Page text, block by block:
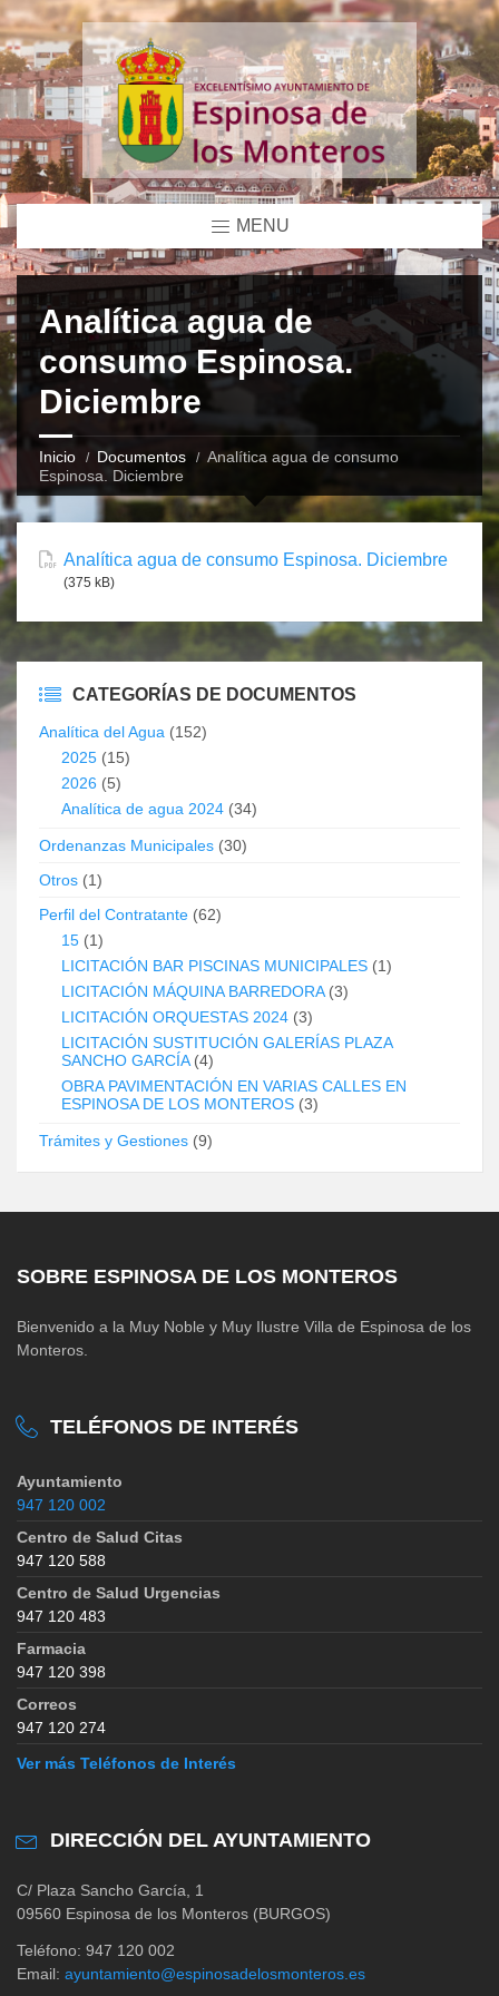
MENU
Analítica agua de
consumo Espinosa.
Diciembre
Inicio Documentos
Analítica agua de consumo
Espinosa. Diciembre
Analítica agua de consumo Espinosa. Diciembre
(375 kB)
CATEGORÍAS DE DOCUMENTOS
Analítica del Agua (152)
2025 (15)
2026 (5)
Analítica de agua 2024 (34)
Ordenanzas Municipales (30)
Otros (1)
Perfil del Contratante (62)
15 (1)
LICITACIÓN BAR PISCINAS MUNICIPALES (1)
LICITACIÓN MÁQUINA BARREDORA(3)
LICITACIÓN ORQUESTAS 2024 (3)
LICITACIÓN SUSTITUCIÓN GALERÍAS PLAZA
SANCHO GARCÍA(4)
OBRA PAVIMENTACIÓN EN VARIAS CALLES EN
ESPINOSA DE LOS MONTEROS (3)
Trámites y Gestiones (9)
SOBRE ESPINOSA DE LOS MONTEROS
Bienvenido a la Muy Noble y Muy Ilustre Villa de Espinosa de los
Monteros.
TELÉFONOS DE INTERÉS
Ayuntamiento
947 120 002
Centro de Salud Citas
947 120 588
Centro de Salud Urgencias
947 120 483
Farmacia
947 120 398
Correos
947 120 274
Ver más Teléfonos de Interés
DIRECCIÓN DEL AYUNTAMIENTO
C/ Plaza Sancho García, 1
09560 Espinosa de los Monteros (BURGOS)
Teléfono: 947 120 002
Email: ayuntamiento@espinosadelosmonteros.es